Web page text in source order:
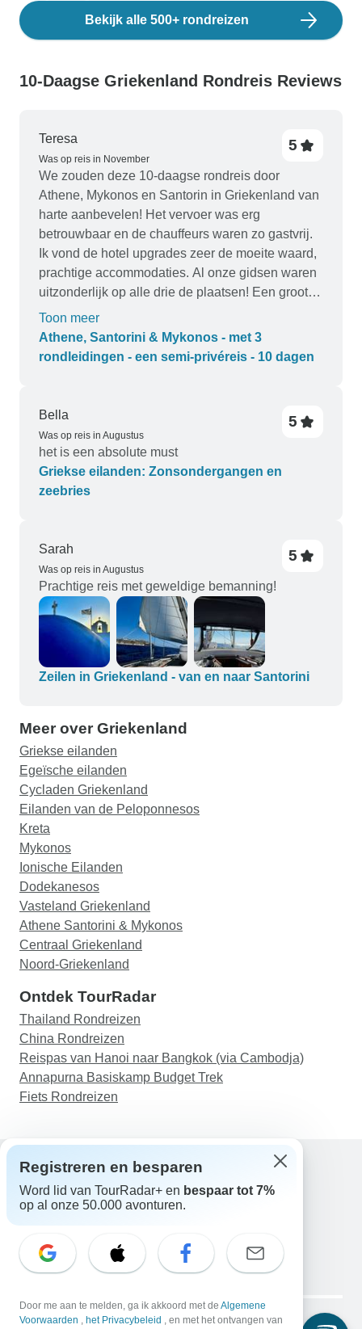
Bekijk alle 500+ rondreizen
10-Daagse Griekenland Rondreis Reviews
Teresa
Was op reis in November
5
We zouden deze 10-daagse rondreis door
Athene, Mykonos en Santorin in Griekenland van
harte aanbevelen! Het vervoer was erg
betrouwbaar en de chauffeurs waren zo gastvrij.
Ik vond de hotel upgrades zeer de moeite waard,
prachtige accommodaties. Al onze gidsen waren
uitzonderlijk op alle drie de plaatsen! Een groot
applaus voor Atha en George, onze chauffeur in
Santorini, die er alles aan deden om onze dagtrip
echt speciaal te maken!!! Iedereen bedankt voor
Toon meer
Athene, Santorini & Mykonos - met 3
rondleidingen - een semi-privéreis - 10 dagen
Bella
Was op reis in Augustus
5
het is een absolute must
Griekse eilanden: Zonsondergangen en
zeebries
Sarah
Was op reis in Augustus
5
Prachtige reis met geweldige bemanning!
Zeilen in Griekenland - van en naar Santorini
Meer over Griekenland
Griekse eilanden
Egeïsche eilanden
Cycladen Griekenland
Eilanden van de Peloponnesos
Kreta
Mykonos
Ionische Eilanden
Dodekanesos
Vasteland Griekenland
Athene Santorini & Mykonos
Centraal Griekenland
Noord-Griekenland
Ontdek TourRadar
Thailand Rondreizen
China Rondreizen
Reispas van Hanoi naar Bangkok (via Cambodja)
Annapurna Basiskamp Budget Trek
Fiets Rondreizen
Hulp
Neem contact met ons op
E-mail: support@tourradar.com
Taal selecteren
Copyright © TourRadar. Alle rechten voorbehouden.
Juridische kennisgeving Privacybeleid Cookies
Registreren en besparen
Word lid van TourRadar+ en bespaar tot 7%
op al onze 50.000 avonturen.
Door me aan te melden, ga ik akkoord met de Algemene
Voorwaarden , het Privacybeleid , en met het ontvangen van